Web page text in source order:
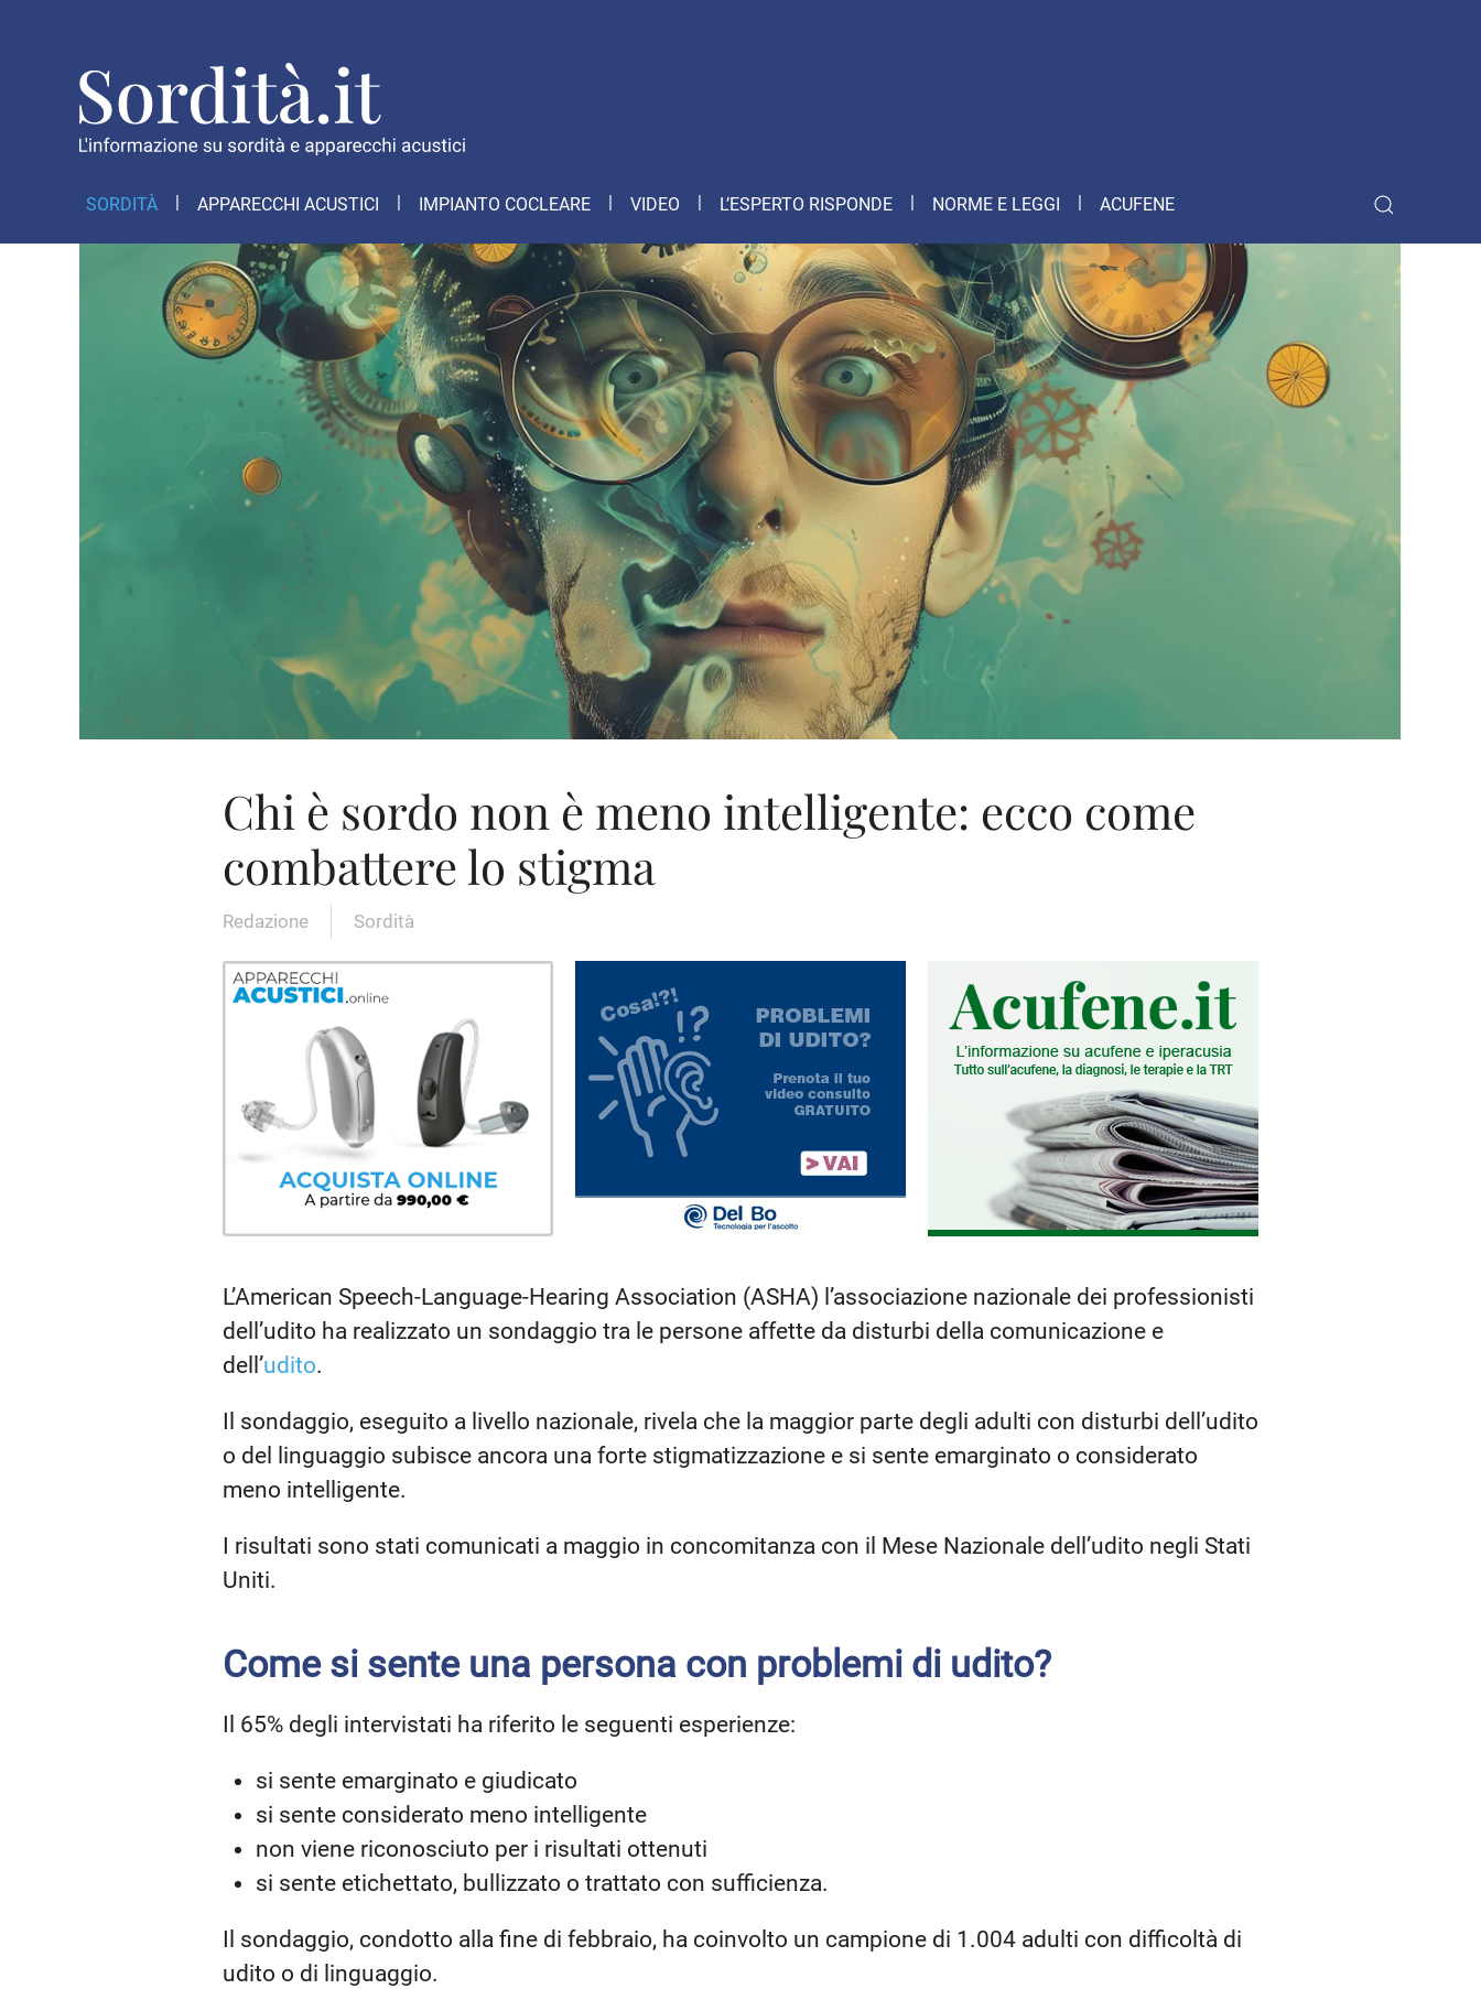
SORDITÀ APPARECCHI ACUSTICI IMPIANTO COCLEARE VIDEO L’ESPERTO RISPONDE NORME E LEGGI ACUFENE
Chi è sordo non è meno intelligente: ecco come
combattere lo stigma
Redazione Sordità
L’American Speech-Language-Hearing Association (ASHA) l’associazione nazionale dei professionisti
dell’udito ha realizzato un sondaggio tra le persone affette da disturbi della comunicazione e
dell’udito.
Il sondaggio, eseguito a livello nazionale, rivela che la maggior parte degli adulti con disturbi dell’udito
o del linguaggio subisce ancora una forte stigmatizzazione e si sente emarginato o considerato
meno intelligente.
I risultati sono stati comunicati a maggio in concomitanza con il Mese Nazionale dell’udito negli Stati
Uniti.
Come si sente una persona con problemi di udito?
Il 65% degli intervistati ha riferito le seguenti esperienze:
si sente emarginato e giudicato
si sente considerato meno intelligente
non viene riconosciuto per i risultati ottenuti
si sente etichettato, bullizzato o trattato con sufficienza.
Il sondaggio, condotto alla fine di febbraio, ha coinvolto un campione di 1.004 adulti con difficoltà di
udito o di linguaggio.